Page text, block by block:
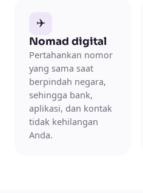
✈️
Nomad digital
Pertahankan nomor
yang sama saat
berpindah negara,
sehingga bank,
aplikasi, dan kontak
tidak kehilangan
Anda.